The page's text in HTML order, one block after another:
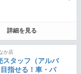
詳細を見る
か店
スタッフ（アルバ
指せる！車・バ